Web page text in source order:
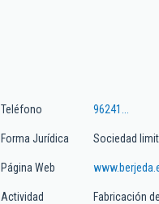
Teléfono 96241...
Forma Jurídica Sociedad
Página Web
Actividad Fabricación